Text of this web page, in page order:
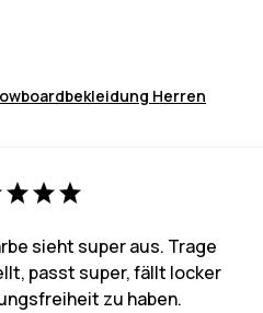
Herren
sieht super aus. Trage
passt super, fällt locker
zu haben.